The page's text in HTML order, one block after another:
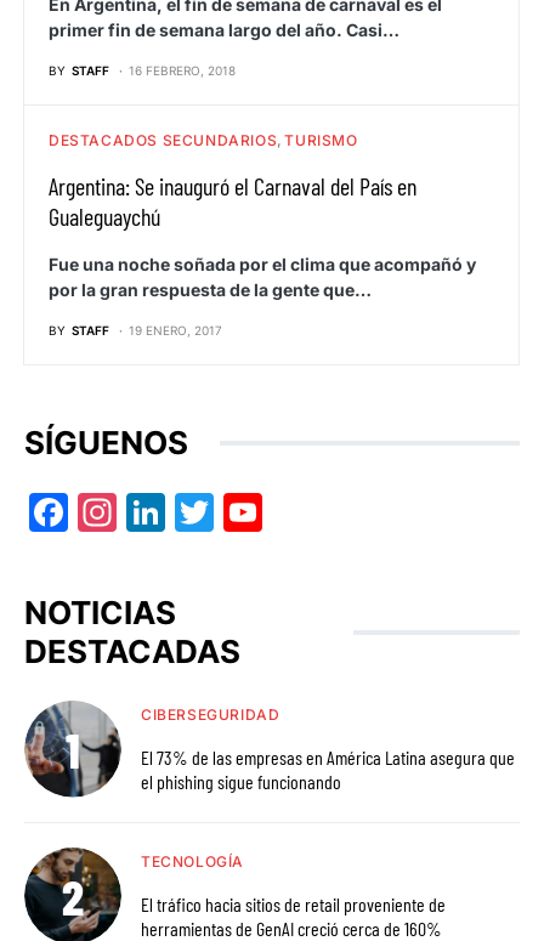
En Argentina, el fin de semana de carnaval es el
primer fin de semana largo del año. Casi…
BY STAFF 16 FEBRERO, 2018
DESTACADOS SECUNDARIOS TURISMO
Argentina: Se inauguró el Carnaval del País en
Gualeguaychú
Fue una noche soñada por el clima que acompañó y
por la gran respuesta de la gente que…
BY STAFF 19 ENERO, 2017
SÍGUENOS
Facebook
Instagram
LinkedIn
Twitter
NOTICIAS
DESTACADAS
CIBERSEGURIDAD
El 73% de las empresas en América Latina asegura que
el phishing sigue funcionando
TECNOLOGÍA
El tráfico hacia sitios de retail proveniente de
herramientas de GenAI creció cerca de 160%